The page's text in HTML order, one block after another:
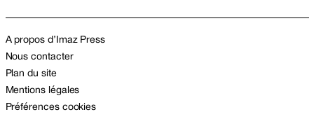
A propos d’Imaz Press
Nous contacter
Plan du site
Mentions légales
Préférences cookies